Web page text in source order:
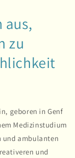
aus,
zu
geboren in Genf
Medizinstudium
und ambulanten
und